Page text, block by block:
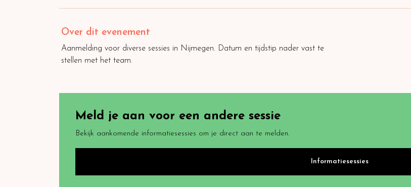
Over dit evenement
Aanmelding voor diverse sessies in Nijmegen. Datum en tijdstip nader vast te
stellen met het team.
Meld je aan voor een andere sessie
Bekijk aankomende informatiesessies om je direct aan te melden.
Informatiesessies